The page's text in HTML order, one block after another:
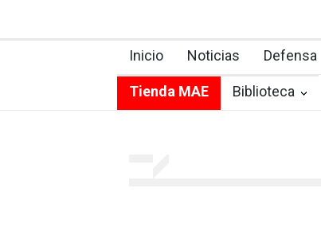
Inicio Noticias Defensa
Tienda MAE Biblioteca